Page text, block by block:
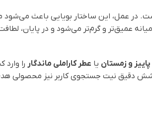
در عمل، این ساختار بویایی باعث می‌شود
عمیق‌تر و گرم‌تر می‌شود و در پایان،
و زمستان یا عطر کاراملی ماندگار را
دقیق نیت جستجوی کاربر نیز محصولی